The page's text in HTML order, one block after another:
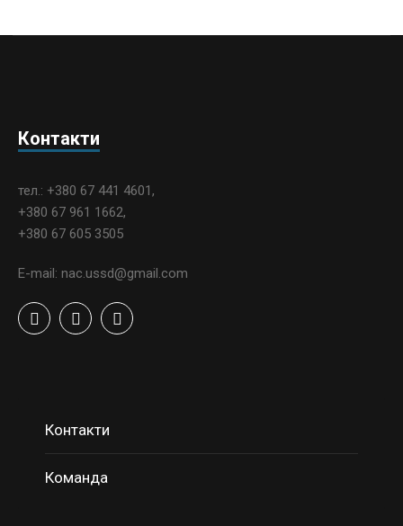
Контакти
тел.: +380 67 441 4601,
+380 67 961 1662,
+380 67 605 3505
E-mail: nac.ussd@gmail.com
Контакти
Команда